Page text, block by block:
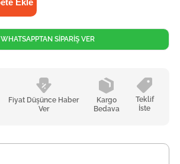
Fiyat Düşünce Haber
Ver
Kargo
Bedava
Teklif
İste
WHATSAPPTAN SİPARİŞ VER